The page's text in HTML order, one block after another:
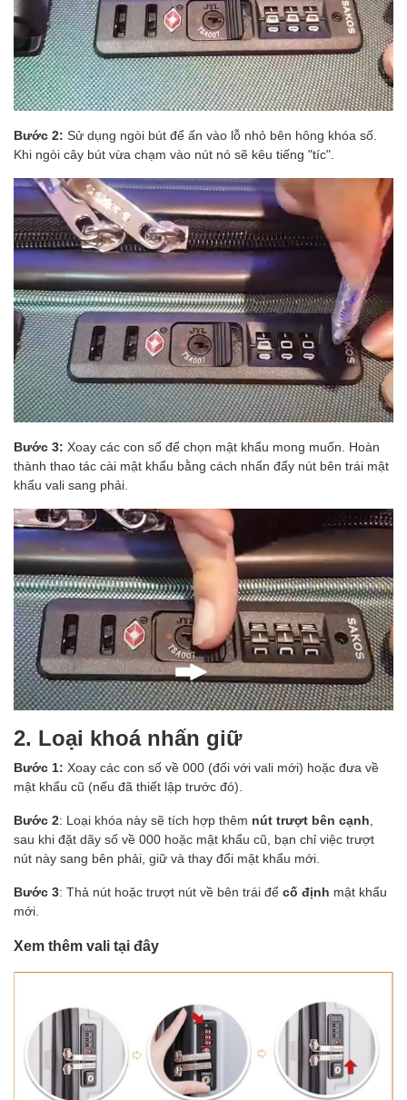
Bước 2: Sử dụng ngòi bút để ấn vào lỗ nhỏ bên hông khóa số.
Khi ngòi cây bút vừa chạm vào nút nó sẽ kêu tiếng "tíc".
Bước 3: Xoay các con số để chọn mật khẩu mong muốn. Hoàn
thành thao tác cài mật khẩu bằng cách nhấn đẩy nút bên trái mật
khẩu vali sang phải.
2. Loại khoá nhấn giữ
Bước 1: Xoay các con số về 000 (đối với vali mới) hoặc đưa về
mật khẩu cũ (nếu đã thiết lập trước đó).
Bước 2: Loại khóa này sẽ tích hợp thêm nút trượt bên cạnh
sau khi đặt dãy số về 000 hoặc mật khẩu cũ, bạn chỉ việc trượt
nút này sang bên phải, giữ và thay đổi mật khẩu mới.
Bước 3: Thả nút hoặc trượt nút về bên trái để cố định mật khẩu
mới.
Xem thêm vali tại đây